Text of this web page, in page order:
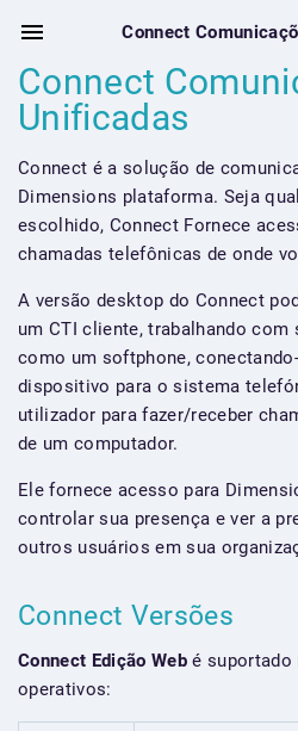
Connect
Connect
Unificadas
Connect é a solução de
Dimensions plataforma. Seja
escolhido, Connect Fornece
chamadas telefônicas de onde
A versão desktop do Connect
um CTI cliente, trabalhando
como um softphone,
dispositivo para o sistema
utilizador para fazer/receber
de um computador.
Ele fornece acesso para
controlar sua presença e ver a
outros usuários em sua
Connect Versões
Connect Edição Webé suportado
operativos: